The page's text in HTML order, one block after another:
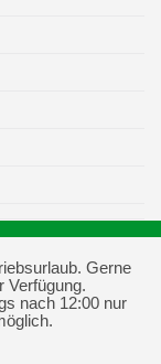
Gerne
Verfügung.
nach 12:00 nur